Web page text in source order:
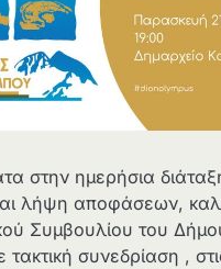
στην ημερήσια
λήψη αποφάσεων,
Συμβουλίου του
συνεδρίαση ,